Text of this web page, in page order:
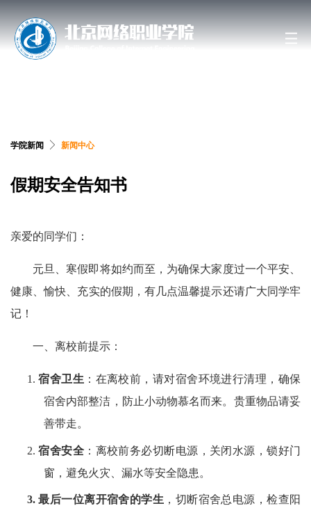
学院新闻 新闻中心
假期安全告知书
亲爱的同学们：
元旦 寒假即将如约而至 ，为确保大家度过一个平安、
健康、愉快、充实的假期 ， 有几点温馨提示还请广大同学牢
记！
一、离校前提示：
1.宿舍卫生 ：在离校前， 请对宿舍环境进行清理，确保
宿舍内部整洁，防止小动物慕名而来。 贵重物品请妥
善带走。
2.宿舍安全 ： 离校前务必切断电源，关闭水源，锁好门
窗，避免火灾、漏水等安全隐患。
3.最后一位离开宿舍的学生 ，切断宿舍总电源，检查阳